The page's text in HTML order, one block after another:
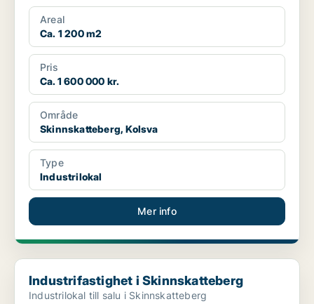
Areal
Ca. 1 200 m2
Pris
Ca. 1 600 000 kr.
Område
Skinnskatteberg, Kolsva
Type
Industrilokal
Mer info
Industrifastighet i Skinnskatteberg
Industrifastighet i Skinnskatteberg
Industrilokal till salu i Skinnskatteberg